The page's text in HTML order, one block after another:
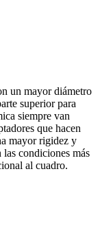
un mayor diámetro
superior para
siempre van
que hacen
mayor rigidez y
condiciones más
al cuadro.